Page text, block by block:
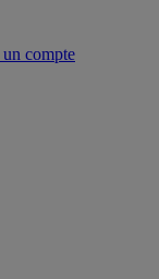
compte